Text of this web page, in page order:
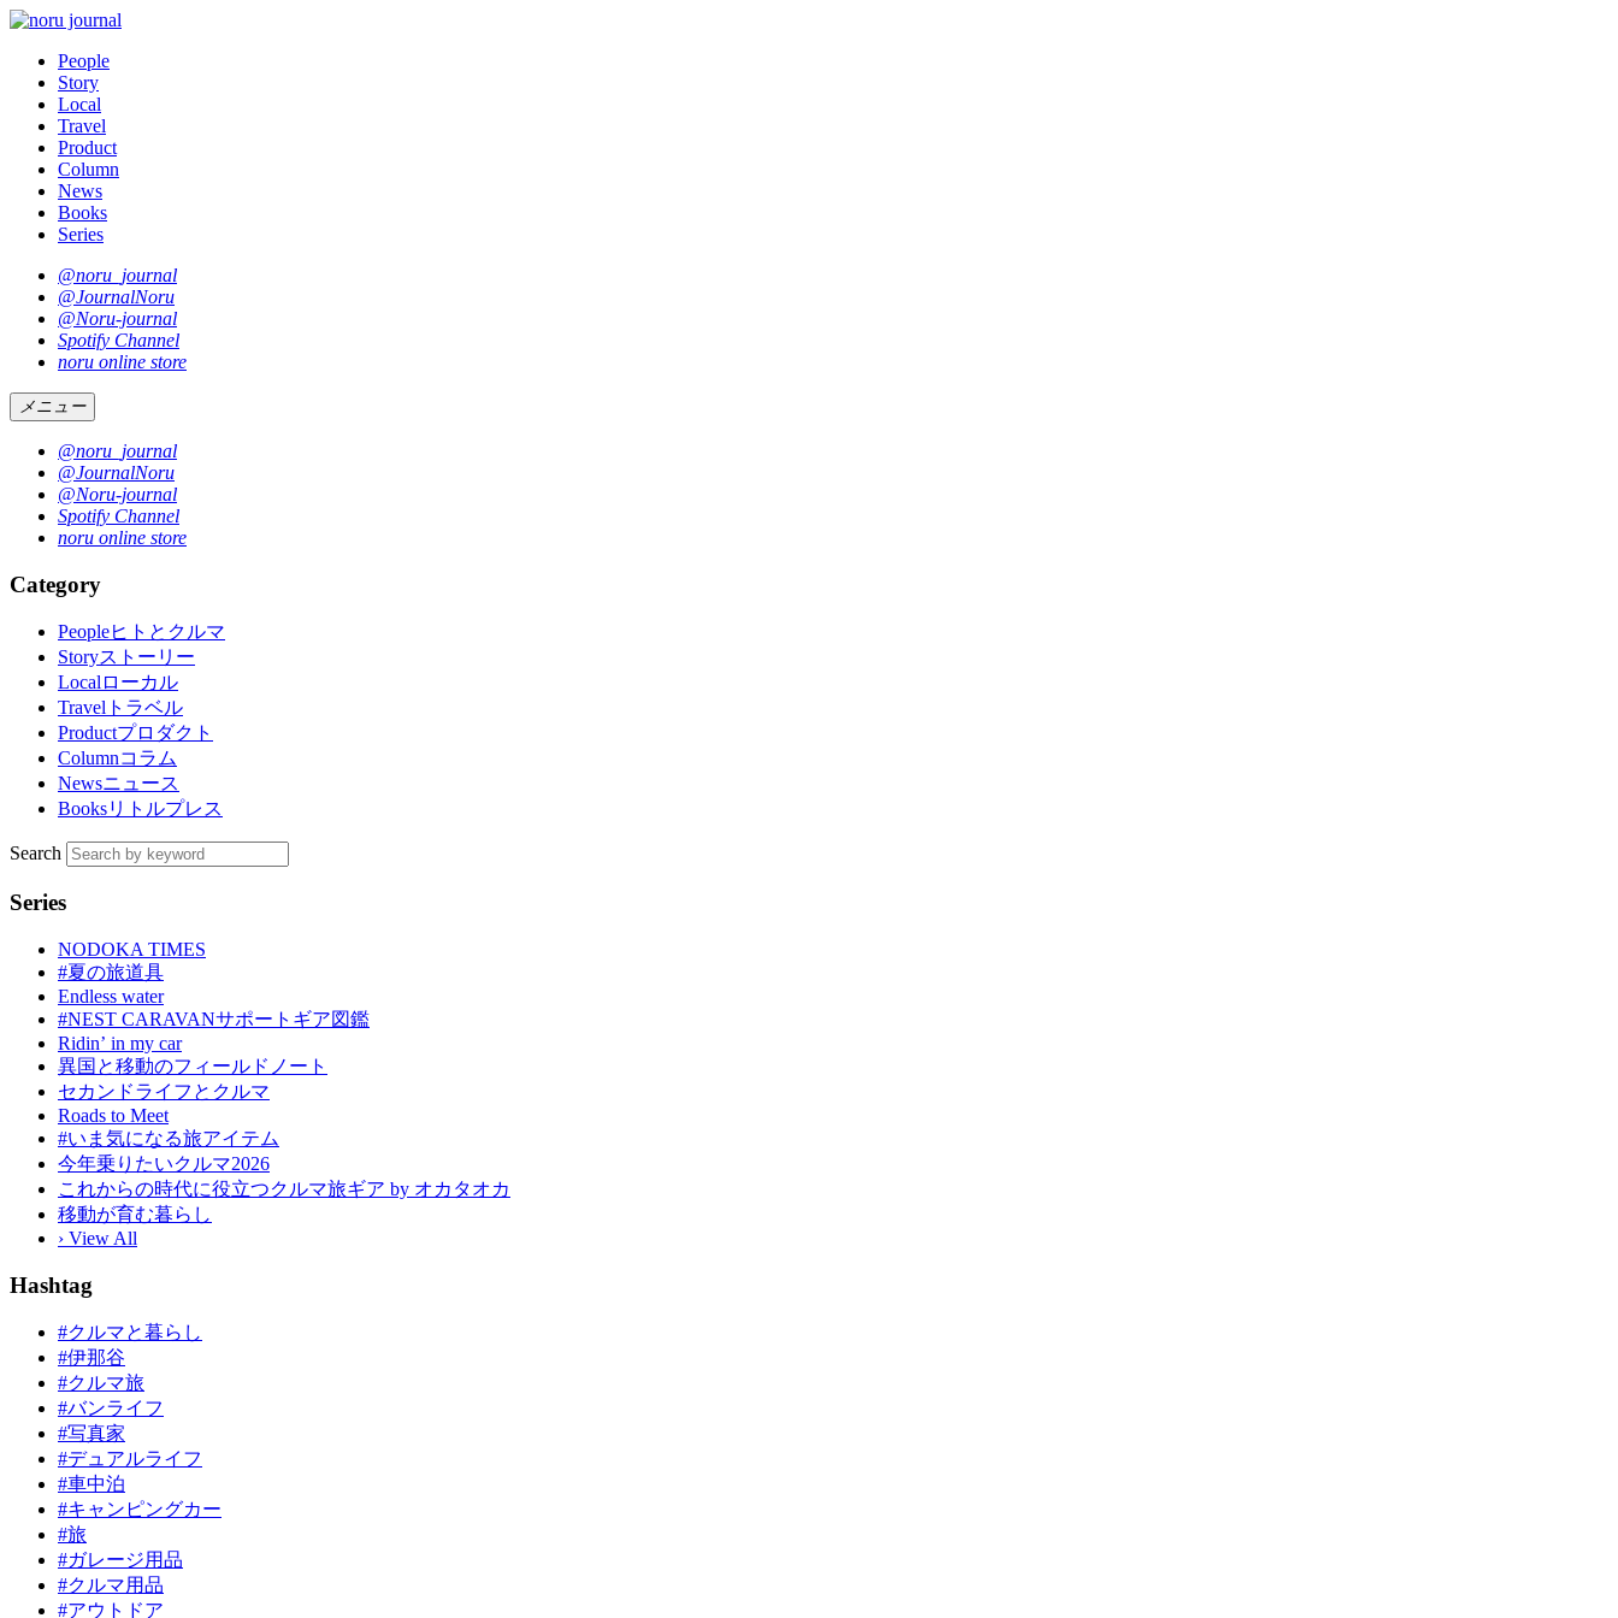
People
Story
Local
Travel
Product
Column
News
Books
Series
@noru_journal
@JournalNoru
@Noru-journal
Spotify Channel
noru online store
メニュー
@noru_journal
@JournalNoru
@Noru-journal
Spotify Channel
noru online store
Category
Peopleヒトとクルマ
Storyストーリー
Localローカル
Travel トラベル
Productプロダクト
Columnコラム
Newsニュース
Booksリトルプレス
Search
Series
NODOKA TIMES
#夏の旅道具
Endless water
#NEST CARAVANサポートギア図鑑
Ridinʼ in my car
異国と移動のフィールドノート
セカンドライフとクルマ
Roads to Meet
#いま気になる旅アイテム
今年乗りたいクルマ2026
これからの時代に役立つクルマ旅ギア by オカタオカ
移動が育む暮らし
› View All
Hashtag
#クルマと暮らし
#伊那谷
#クルマ旅
#バンライフ
#写真家
#デュアルライフ
#車中泊
#キャンピングカー
#旅
#ガレージ用品
#クルマ用品
#アウトドア